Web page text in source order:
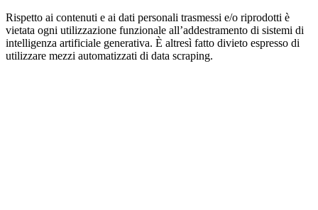
Rispetto ai contenuti e ai dati personali trasmessi e/o riprodotti è
vietata ogni utilizzazione funzionale all’addestramento di sistemi di
intelligenza artificiale generativa. È altresì fatto divieto espresso di
utilizzare mezzi automatizzati di data scraping.